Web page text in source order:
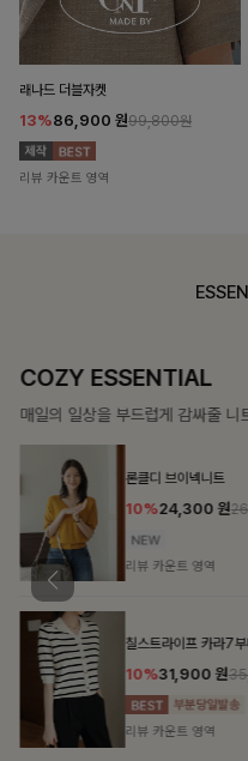
래나드 더블자켓
13%86,900 원99,800원
리뷰 카운트 영역
COZY ESSENTIAL
매일의 일상을 부드럽게 감싸줄 니
론클디 브이넥니트
10%24,300 원
리뷰 카운트 영역
칠스트라이프 카라7
10%31,900 원
리뷰 카운트 영역